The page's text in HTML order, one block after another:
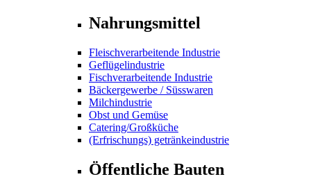
Nahrungsmittel
Fleischverarbeitende Industrie
Geflügelindustrie
Fischverarbeitende Industrie
Bäckergewerbe / Süsswaren
Milchindustrie
Obst und Gemüse
Catering/Großküche
(Erfrischungs) getränkeindustrie
Öffentliche Bauten